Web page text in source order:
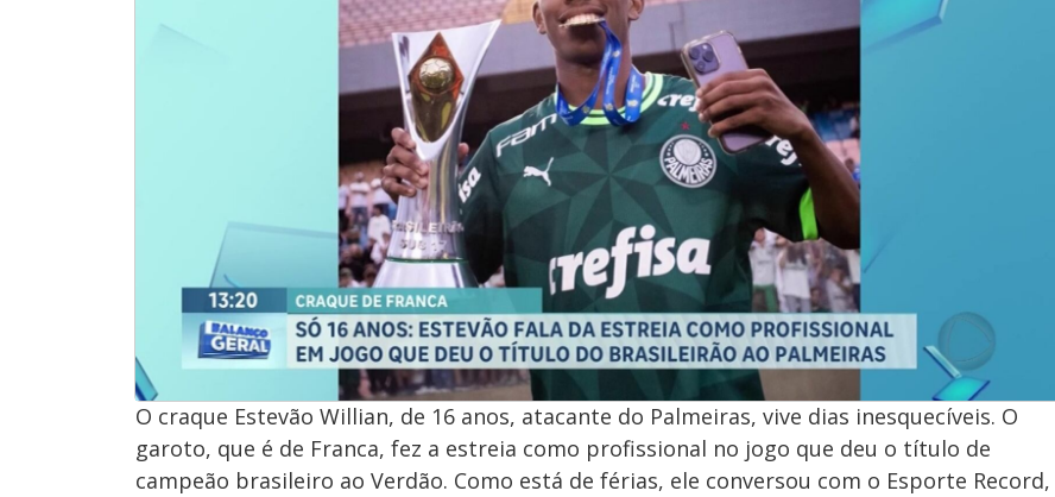
O craque Estevão Willian, de 16 anos, atacante do Palmeiras, vive dias inesquecíveis. O
garoto, que é de Franca, fez a estreia como profissional no jogo que deu o título de
campeão brasileiro ao Verdão. Como está de férias, ele conversou com o Esporte Record,